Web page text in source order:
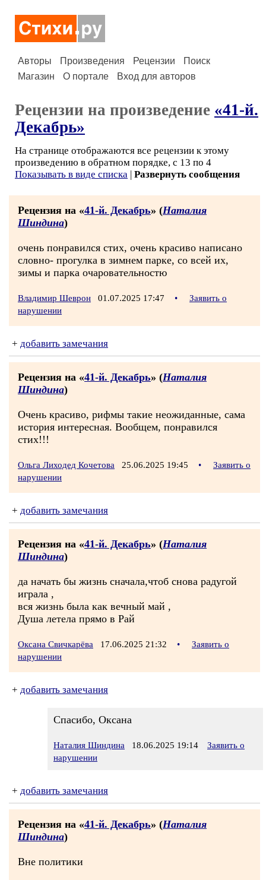
Авторы Произведения Рецензии
Поиск
Магазин
О портале Вход для авторов
Рецензии на произведение «41-й.
Декабрь»
На странице отображаются все рецензии к этому
произведению в обратном порядке, с 13 по 4
Показывать в виде списка | Развернуть сообщения
Рецензия на «41-й. Декабрь» (Наталия
Шиндина)
очень понравился стих, очень красиво написано
словно- прогулка в зимнем парке, со всей их,
зимы и парка очаровательностю
Владимир Шеврон 01.07.2025 17:47 •
Заявить о
нарушении
+ добавить замечания
Рецензия на «41-й. Декабрь» (Наталия
Шиндина)
Очень красиво, рифмы такие неожиданные, сама
история интересная. Вообщем, понравился
стих!!!
Ольга Лиходед Кочетова 25.06.2025 19:45 •
Заявить о
нарушении
+ добавить замечания
Рецензия на «41-й. Декабрь» (Наталия
Шиндина)
да начать бы жизнь сначала,чтоб снова радугой
играла ,
вся жизнь была как вечный май ,
Душа летела прямо в Рай
Оксана Свичкарёва 17.06.2025 21:32 •
Заявить о
нарушении
+ добавить замечания
Спасибо, Оксана
Наталия Шиндина 18.06.2025 19:14
Заявить о
нарушении
+ добавить замечания
Рецензия на «41-й. Декабрь» (Наталия
Шиндина)
Вне политики